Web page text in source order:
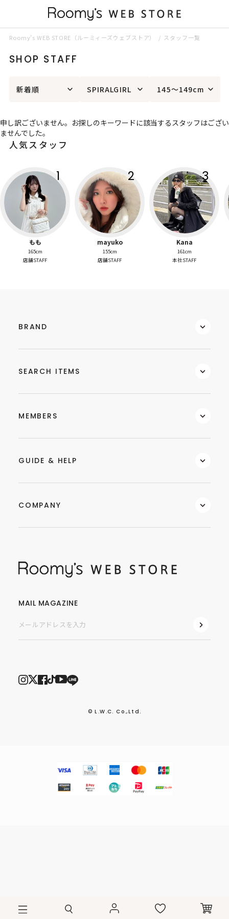
Roomy’s WEB STORE（ルーミィーズウェブストア） スタッフ一覧
SHOP STAFF
新着順 SPIRALGIRL 145～149cm
申し訳ございません。お探しのキーワードに該当するスタッフはござい
ませんでした。
人気スタッフ
1
もも
165cm
店舗STAFF
2
mayuko
155cm
店舗STAFF
3
Kana
161cm
本社STAFF
BRAND
SEARCH ITEMS
MEMBERS
GUIDE & HELP
COMPANY
MAIL MAGAZINE
© L.W.C. Co.,Ltd.